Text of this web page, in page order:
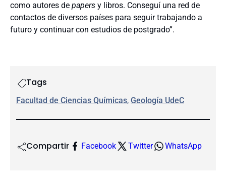
como autores de papers y libros. Conseguí una red de
contactos de diversos países para seguir trabajando a
futuro y continuar con estudios de postgrado”.
Tags
Facultad de Ciencias Químicas, Geología UdeC
Compartir Facebook Twitter WhatsApp